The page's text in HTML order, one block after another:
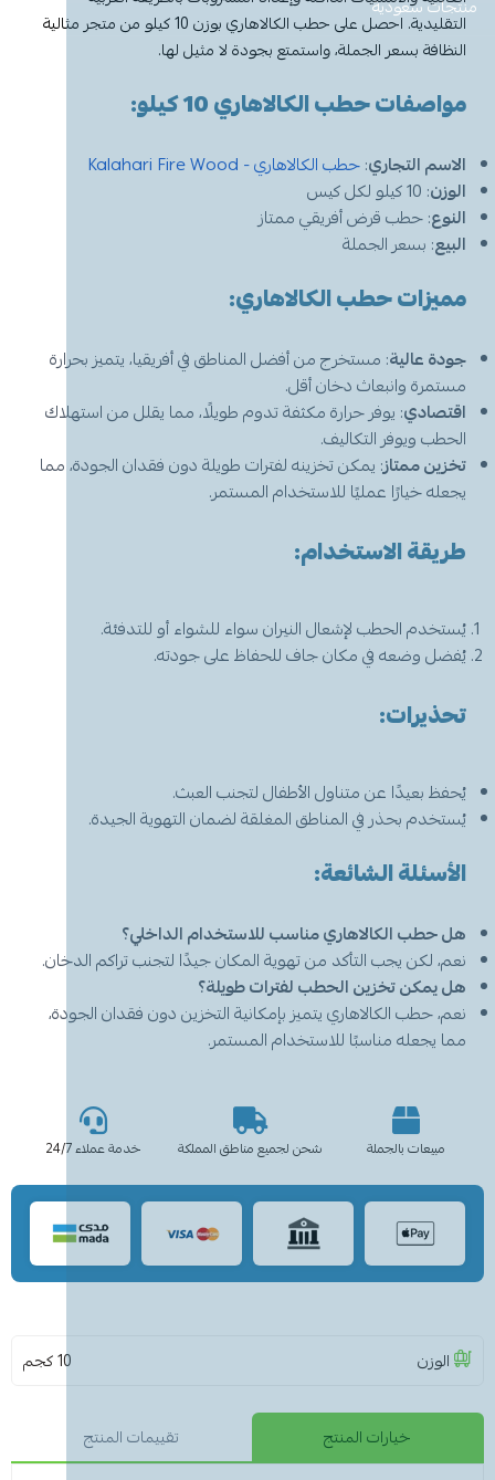
معطر جو
أخرى
قبعة الشيف
مريلة مطبخ
منشفه مايكروفايبر
قصدير ورول تغليف
سفره واكياس نفايات
ملاعق وشوك وسكاكين
الاكواب
حامل اكواب
مزاز واعود تحريك
مكنسة يد
قشاطة
ممسحه
منشفه مايكروفايبر
سلة نفايات
عربة تنظيف
عصا ممسحه
منظفات اليدين
منظفات دورة مياه
معطر ومنعم ملابس
معطر جو
مزيل بقع وملمع
مزيل دهون
منظف زجاج ومتعدد الاستخدام
مزاز واعواد تحريك
عرض الكل
قفازات
كمامات
غطاء راس
غطاء ذراع
قبعة الشيف
مريله مطبخ
ادوات عناية
عرض الكل
لوشن وكريم
شامبو
معقم
معجون اسنان
منشفه استخدام مرة واحدة
شامبو اطفال
كولونيا
بودرة اطفال
عرض الكل
شمعة تسخين الطعام
الحطب
منتجات سعودية
التقليدية. احصل على حطب الكالاهاري بوزن 10 كيلو من متجر مثالية
النظافة بسعر الجملة، واستمتع بجودة لا مثيل لها.
مواصفات حطب الكالاهاري 10 كيلو:
الاسم التجاري:حطب الكالاهاري - Kalahari Fire Wood
الوزن: 10 كيلو لكل كيس
النوع: حطب قرض أفريقي ممتاز
البيع: بسعر الجملة
مميزات حطب الكالاهاري:
جودة عالية: مستخرج من أفضل المناطق في أفريقيا، يتميز بحرارة
مستمرة وانبعاث دخان أقل.
اقتصادي: يوفر حرارة مكثفة تدوم طويلًا، مما يقلل من استهلاك
الحطب ويوفر التكاليف.
تخزين ممتاز: يمكن تخزينه لفترات طويلة دون فقدان الجودة، مما
يجعله خيارًا عمليًا للاستخدام المستمر.
طريقة الاستخدام:
يُستخدم الحطب لإشعال النيران سواء للشواء أو للتدفئة.
يُفضل وضعه في مكان جاف للحفاظ على جودته.
تحذيرات:
يُحفظ بعيدًا عن متناول الأطفال لتجنب العبث.
يُستخدم بحذر في المناطق المغلقة لضمان التهوية الجيدة.
الأسئلة الشائعة:
هل حطب الكالاهاري مناسب للاستخدام الداخلي؟
نعم، لكن يجب التأكد من تهوية المكان جيدًا لتجنب تراكم الدخان.
هل يمكن تخزين الحطب لفترات طويلة؟
نعم، حطب الكالاهاري يتميز بإمكانية التخزين دون فقدان الجودة،
مما يجعله مناسبًا للاستخدام المستمر.
مبيعات بالجملة شحن لجميع مناطق المملكة خدمة عملاء 24/7
الوزن 10 كجم
خيارات المنتج تقييمات المنتج